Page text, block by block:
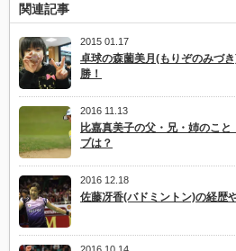
関連記事
2015 01.17
卓球の森薗美月(もりぞのみづ
勝！
2016 11.13
比嘉真美子の父・兄・姉のこ
ブは？
2016 12.18
佐藤冴香(バドミントン)の経歴